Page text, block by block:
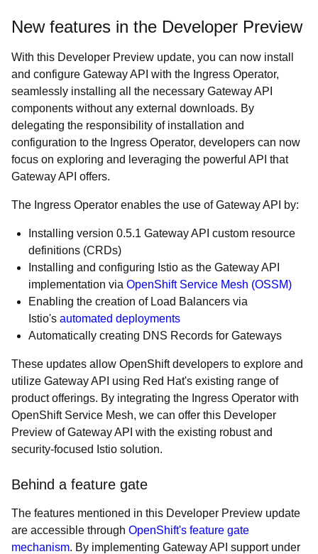
New features in the Developer Preview
With this Developer Preview update, you can now install
and configure Gateway API with the Ingress Operator,
seamlessly installing all the necessary Gateway API
components without any external downloads. By
delegating the responsibility of installation and
configuration to the Ingress Operator, developers can now
focus on exploring and leveraging the powerful API that
Gateway API offers.
The Ingress Operator enables the use of Gateway API by:
Installing version 0.5.1 Gateway API custom resource
definitions (CRDs)
Installing and configuring Istio as the Gateway API
implementation via OpenShift Service Mesh (OSSM)
Enabling the creation of Load Balancers via
Istio's automated deployments
Automatically creating DNS Records for Gateways
These updates allow OpenShift developers to explore and
utilize Gateway API using Red Hat's existing range of
product offerings. By integrating the Ingress Operator with
OpenShift Service Mesh, we can offer this Developer
Preview of Gateway API with the existing robust and
security-focused Istio solution.
Behind a feature gate
The features mentioned in this Developer Preview update
are accessible through OpenShift's feature gate
mechanism. By implementing Gateway API support under